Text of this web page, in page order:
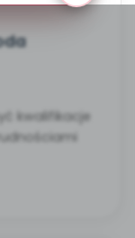
kwalifikacje